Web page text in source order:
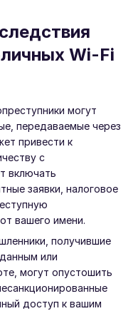
Wi-Fi
могут
передаваемые через
привести к
с
включать
заявки, налоговое
вашего имени.
получившие
или
могут опустошить
доступ к вашим